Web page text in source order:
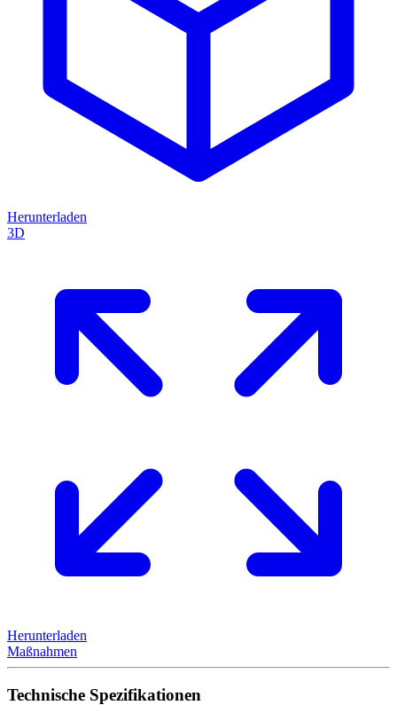
Herunterladen
3D
Herunterladen
Maßnahmen
Technische Spezifikationen